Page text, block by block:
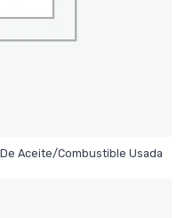
Aceite/Combustible Usada